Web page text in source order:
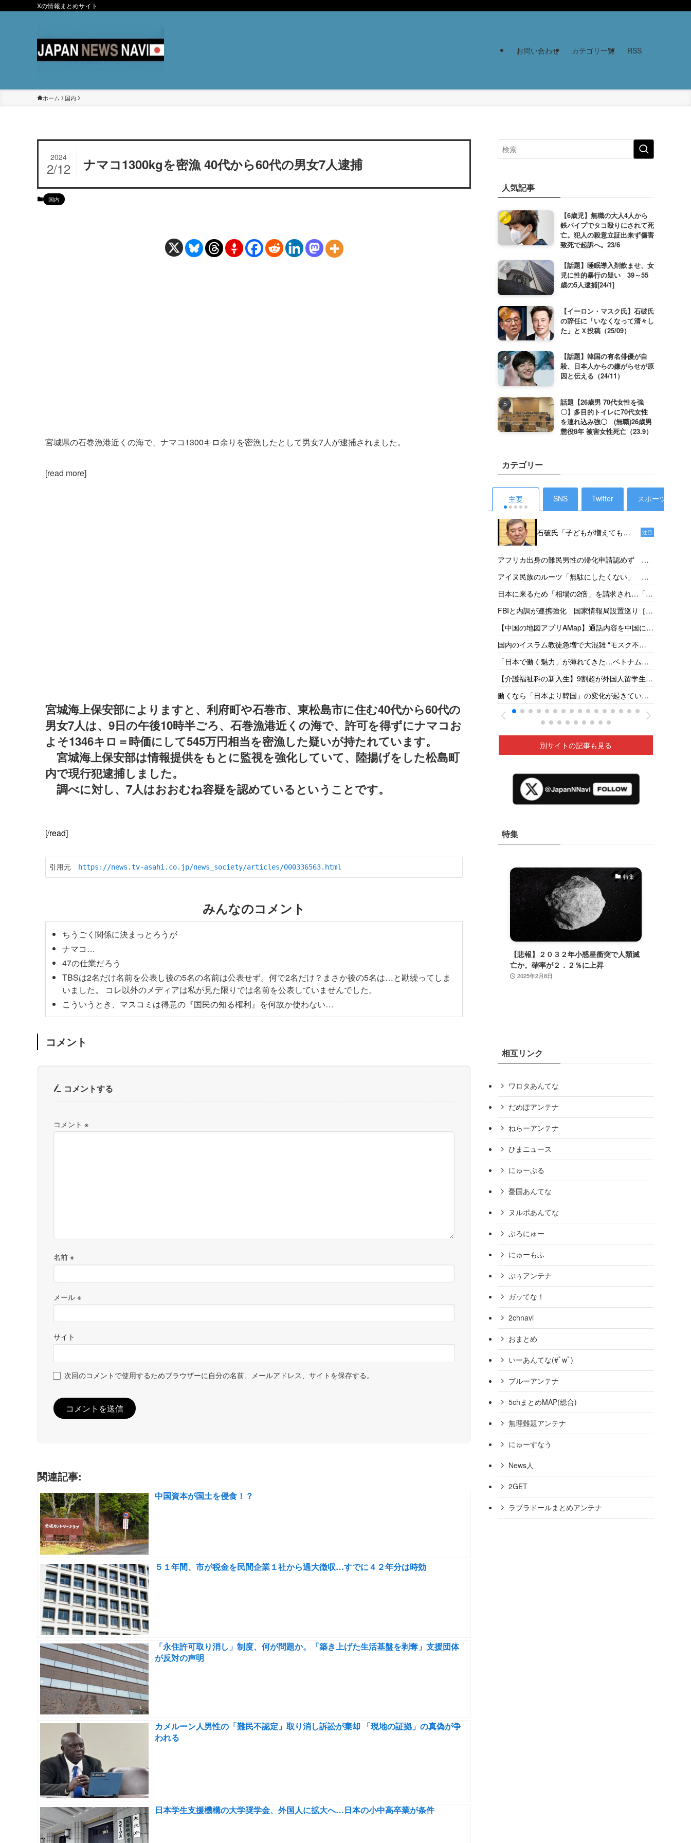
Xの情報まとめサイト
お問い合わせ カテゴリ一覧 RSS
ホーム 国内
ナマコ1300kgを密漁 40代から60代の男女7人逮捕
2024
2/12
国内
宮城県の石巻漁港近くの海で、ナマコ1300キロ余りを密漁したとして男女7人が逮捕されました。
[read more]
宮城海上保安部によりますと、利府町や石巻市、東松島市に住む40代から60代の
男女7人は、9日の午後10時半ごろ、石巻漁港近くの海で、許可を得ずにナマコお
よそ1346キロ＝時価にして545万円相当を密漁した疑いが持たれています。
宮城海上保安部は情報提供をもとに監視を強化していて、陸揚げをした松島町
内で現行犯逮捕しました。
調べに対し、7人はおおむね容疑を認めているということです。
[/read]
引用元 https://news.tv-asahi.co.jp/news_society/articles/000336563.html
みんなのコメント
ちうごく関係に決まっとろうが
ナマコ…
47の仕業だろう
TBSは2名だけ名前を公表し後の5名の名前は公表せず。何で2名だけ？まさか後の5名は…と勘繰ってしま
いました。 コレ以外のメディアは私が見た限りでは名前を公表していませんでした。
こういうとき、マスコミは得意の『国民の知る権利』を何故か使わない…
コメント
コメントする
コメント ※
名前※
メール※
サイト
次回のコメントで使用するためブラウザーに自分の名前、メールアドレス、サイトを保存する。
関連記事:
中国資本が国土を侵食！？
５１年間、市が税金を民間企業１社から過大徴収…すでに４２年分は時効
「永住許可取り消し」制度、何が問題か。「築き上げた生活基盤を剥奪」支援団体
が反対の声明
カメルーン人男性の「難民不認定」取り消し訴訟が棄却 「現地の証拠」の真偽が争
われる
日本学生支援機構の大学奨学金、外国人に拡大へ…日本の小中高卒業が条件
人気記事
【6歳児】無職の大人4人から
鉄パイプでタコ殴りにされて死
亡。犯人の殺意立証出来ず傷害
致死で起訴へ。23/6
【話題】睡眠導入剤飲ませ、女
児に性的暴行の疑い 39～55
歳の5人逮捕[24/1]
【イーロン・マスク氏】石破氏
の辞任に「いなくなって清々し
た」とＸ投稿（25/09）
【話題】韓国の有名俳優が自
殺、日本人からの嫌がらせが原
因と伝える（24/11）
話題【26歳男 70代女性を強
〇】多目的トイレに70代女性
を連れ込み強〇 (無職)26歳男
懲役8年 被害女性死亡（23.9）
カテゴリー
主要 SNS Twitter スポーツ
石破氏「子どもが増えても、
18年後だからねえ。その時、
私たちは政治家をやっていな
いでしょう」［デイリー新
潮］25/1
注目
アフリカ出身の難民男性の帰化申請認めず 東
京地裁「日本語能力があったとは認めらない」
［産経］26/05
アイヌ民族のルーツ「無駄にしたくない」 千
葉県出身・佐藤さんが平取高入学 差別受けた
父の遺志受け継ぐ［北海道新聞］26/05
日本に来るため「相場の2倍」を請求され…「だ
からもっと働きたい」 お惣菜工場で頑張るベ
トナム人女性の事情［東京新聞］26/05
FBIと内調が連携強化 国家情報局設置巡り［共
同］26/05
【中国の地図アプリAMap】通話内容を中国に送
信 国家安全局がリスク指摘［台湾］26/05
国内のイスラム教徒急増で大混雑 “モスク不
足”訴えの一方で相次ぐ建設反対［テレ朝］
26/04
「日本で働く魅力」が薄れてきた…ベトナムで
募集をかけても人が集まらず［東京新聞］26/05
【介護福祉科の新入生】9割超が外国人留学生
志す日本人減、国の受け入れ方針も影響 福井
県の若狭医療福祉専門学校［福井新聞］26/05
働くなら「日本より韓国」の変化が起きてい
る ベトナムの人材送り出し機関が懸念［東京
新聞］26/05
別サイトの記事も見る
特集
働いて働いて働いてまいります」［オリ
コンニュース/動画］25/12
特集
【悲報】２０３２年小惑星衝突で人類滅
亡か。確率が２．２％に上昇
2025年2月8日
相互リンク
ワロタあんてな
だめぽアンテナ
ねらーアンテナ
ひまニュース
にゅーぷる
憂国あんてな
ヌルポあんてな
ぶろにゅー
にゅーもふ
ぷぅアンテナ
ガッてな！
2chnavi
おまとめ
いーあんてな(#ﾟwﾟ)
ブルーアンテナ
5chまとめMAP(総合)
無理難題アンテナ
にゅーすなう
News人
2GET
ラブラドールまとめアンテナ